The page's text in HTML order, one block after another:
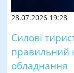
28.07.2026 19:28
Силові
правильний
обладнання